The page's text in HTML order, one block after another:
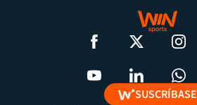
SUSCRÍBASE